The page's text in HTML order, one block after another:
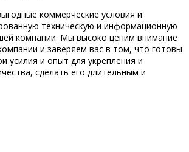
коммерческие условия и
техническую и информационную
компании. Мы высоко ценим внимание
и заверяем вас в том, что готовы
усилия и опыт для укрепления и
сделать его длительным и